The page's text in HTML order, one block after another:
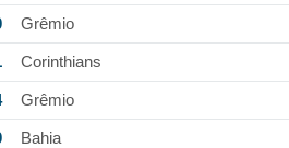
Grêmio
Corinthians
Grêmio
Bahia